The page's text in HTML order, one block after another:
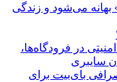
بهانه می‌شود و زندگی
در فرودگاه‌ها،
سایبری
بای‌بیت برای